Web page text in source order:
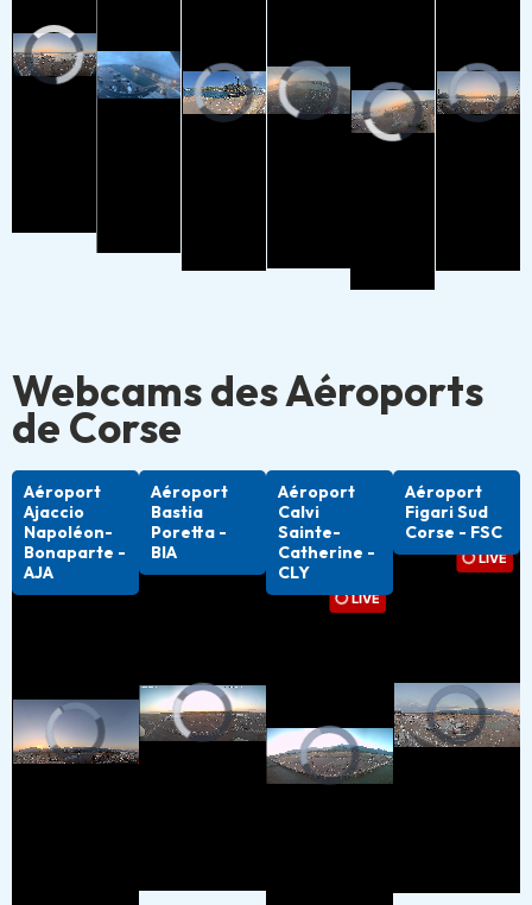
Webcams des Aéroports
de Corse
Aéroport
Ajaccio
Napoléon-
Bonaparte -
AJA
Aéroport
Bastia
Poretta -
BIA
Aéroport
Calvi
Sainte-
Catherine -
CLY
Aéroport
Figari Sud
Corse - FSC